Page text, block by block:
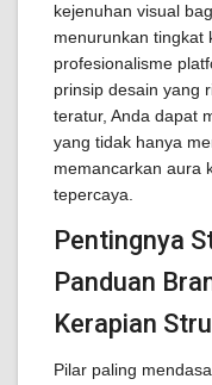
kejenuhan visual
menurunkan tingkat
profesionalisme
prinsip desain yang
teratur, Anda dapat
yang tidak hanya
memancarkan aura
tepercaya.
Pentingnya
Panduan
Kerapian
Pilar paling